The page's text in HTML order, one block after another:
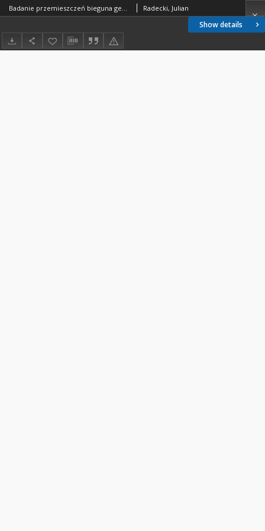
Show details
Badanie przemieszczeń bieguna geograficznego na mocy dopplerowskich obserwacji sztucznych satelitów Ziemi Radecki, Julian